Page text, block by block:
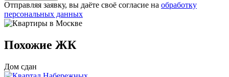
Отправляя заявку, вы даёте своё согласие на обработку
персональных данных
Похожие ЖК
Дом сдан